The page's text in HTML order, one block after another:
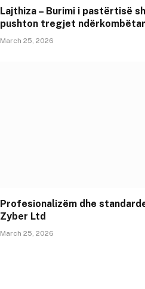
Lajthiza – Burimi i pastërtisë
pushton tregjet
March 25, 2026
Profesionalizëm dhe
Zyber Ltd
March 25, 2026